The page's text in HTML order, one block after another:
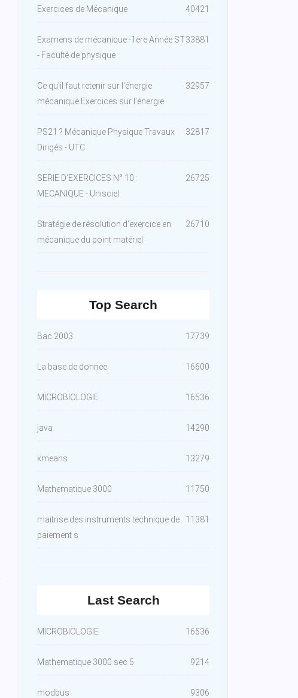
Exercices de Mécanique 40421
Examens de mécanique -1ère Année ST
- Faculté de physique
33881
Ce qu'il faut retenir sur l'énergie
mécanique Exercices sur l'énergie
32957
PS21 ? Mécanique Physique Travaux
Dirigés - UTC
32817
SERIE D'EXERCICES N° 10 :
MECANIQUE - Unisciel
26725
Stratégie de résolution d'exercice en
mécanique du point matériel
26710
Top Search
Bac 2003 17739
La base de donnee 16600
MICROBIOLOGIE 16536
java 14290
kmeans 13279
Mathematique 3000 11750
maitrise des instruments technique de
paiement s
11381
Last Search
MICROBIOLOGIE 16536
Mathematique 3000 sec 5 9214
modbus 9306